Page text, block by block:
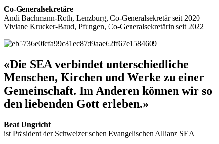
Co-Generalsekretäre
Andi Bachmann-Roth, Lenzburg, Co-Generalsekretär seit 2020
Viviane Krucker-Baud, Pfungen, Co-Generalsekretärin seit 2022
«Die SEA verbindet unterschiedliche
Menschen, Kirchen und Werke zu einer
Gemeinschaft. Im Anderen können wir so
den liebenden Gott erleben.»
Beat Ungricht
ist Präsident der Schweizerischen Evangelischen Allianz SEA